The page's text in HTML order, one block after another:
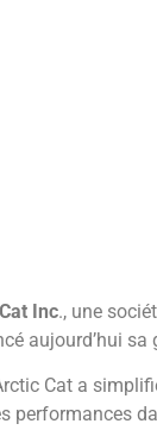
Inc., une
aujourd’hui
Cat a
performances